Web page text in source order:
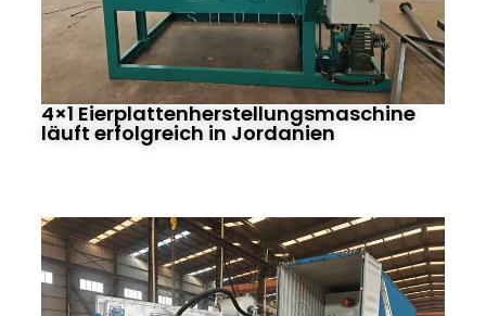
4×1 Eierplattenherstellungsmaschine
läuft erfolgreich in Jordanien